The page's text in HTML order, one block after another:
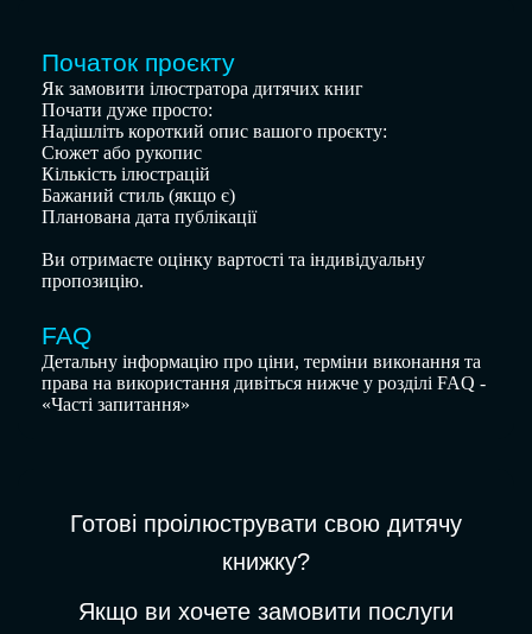
Початок проєкту
Як замовити ілюстратора дитячих книг
Почати дуже просто:
Надішліть короткий опис вашого проєкту:
Сюжет або рукопис
Кількість ілюстрацій
Бажаний стиль (якщо є)
Планована дата публікації
Ви отримаєте оцінку вартості та індивідуальну
пропозицію.
FAQ
Детальну інформацію про ціни, терміни виконання та
права на використання дивіться нижче у розділі FAQ -
«Часті запитання»
Готові проілюструвати свою дитячу
книжку?
Якщо ви хочете замовити послуги